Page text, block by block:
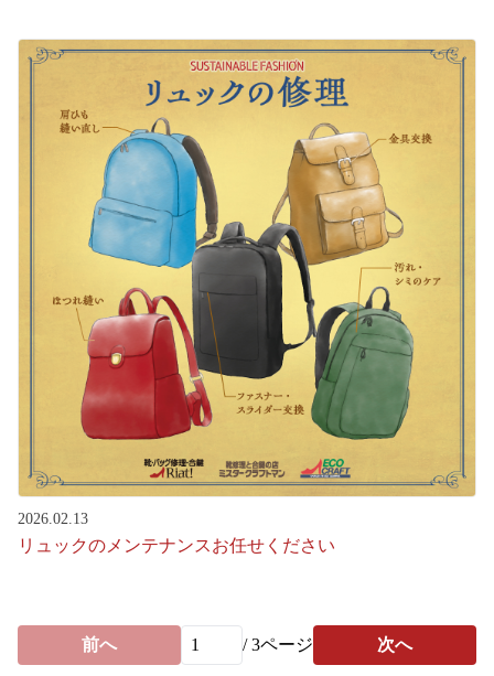
2026.02.13
リュックのメンテナンスお任せください
前へ /3ページ 次へ